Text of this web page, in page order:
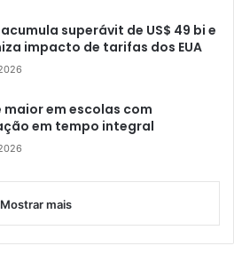
superávit de US$ 49 bi e
impacto de tarifas dos EUA
maior em escolas com
em tempo integral
Mostrar mais